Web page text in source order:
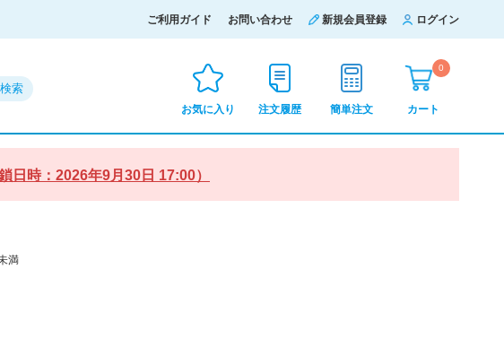
ご利用ガイド お問い合わせ 新規会員登録 ログイン
索
お気に入り 注文履歴 簡単注文
0
カート
時：2026年9月30日 17:00）
満